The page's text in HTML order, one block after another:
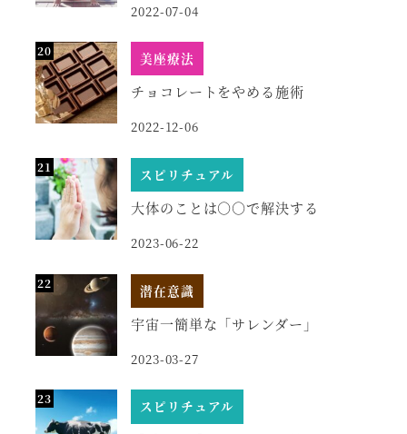
2022-07-04
美座療法
チョコレートをやめる施術
2022-12-06
スピリチュアル
大体のことは○○で解決する
2023-06-22
潜在意識
宇宙一簡単な「サレンダー」
2023-03-27
スピリチュアル